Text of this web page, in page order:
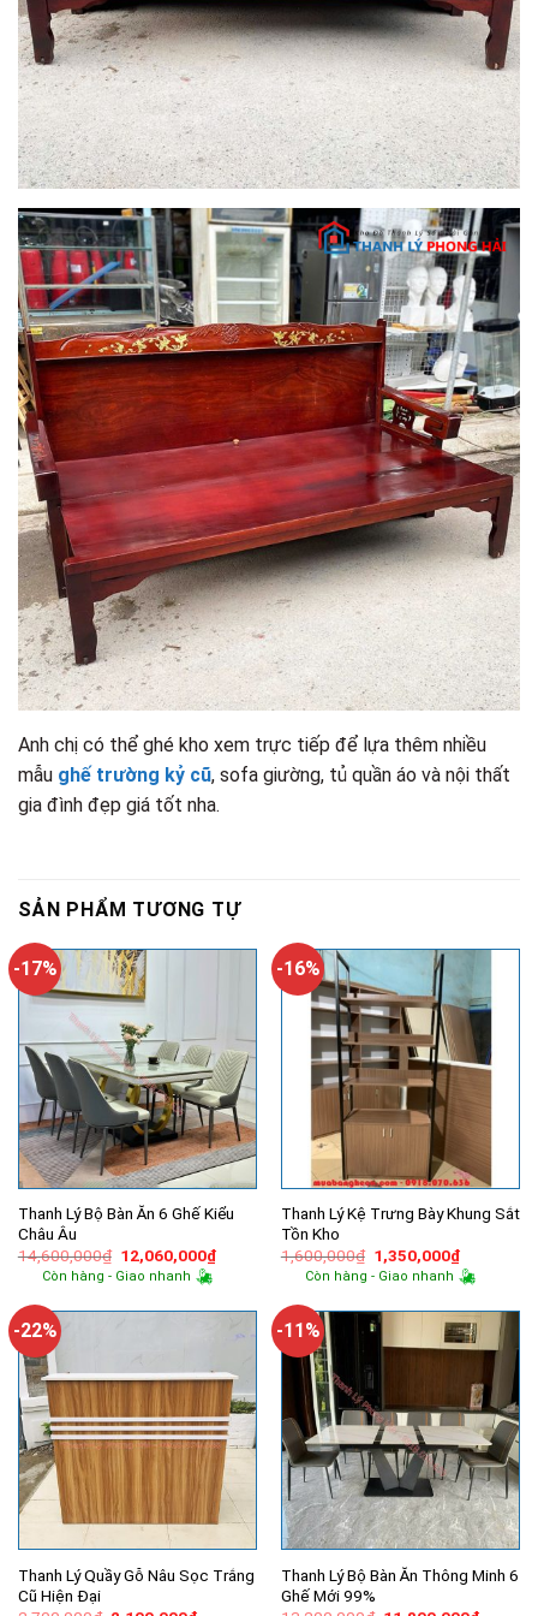
Anh chị có thể ghé kho xem trực tiếp để lựa thêm nhiều
mẫu ghế trường kỷ cũ, sofa giường, tủ quần áo và nội thất
gia đình đẹp giá tốt nha.
SẢN PHẨM TƯƠNG TỰ
-17%
Thanh Lý Bộ Bàn Ăn 6 Ghế Kiểu
Châu Âu
14,600,000₫ Giá
gốc
là:
12,060,000₫Giá
hiện
12,060,000₫.
Còn hàng - Giao nhanh
-16%
Thanh Lý Kệ Trưng Bày Khung Sắt
Tồn Kho
1,600,000₫ Giá
gốc
là:
1,350,000₫Giá
hiện
tại
Còn hàng - Giao nhanh
-22%
Thanh Lý Quầy Gỗ Nâu Sọc Trắng
Cũ Hiện Đại
-11%
Thanh Lý Bộ Bàn Ăn Thông Minh 6
Ghế Mới 99%